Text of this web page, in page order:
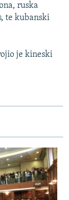
ruska
te kubanski
je kineski